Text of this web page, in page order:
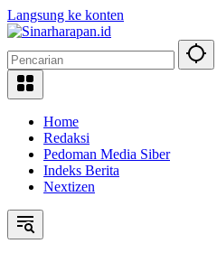
Langsung ke konten
Home
Redaksi
Pedoman Media Siber
Indeks Berita
Nextizen